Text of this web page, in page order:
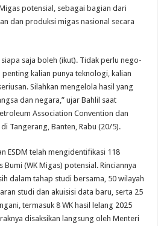
potensial, sebagai bagian dari
dan produksi migas nasional secara
saja boleh (ikut). Tidak perlu nego-
kalian punya teknologi, kalian
Silahkan mengelola hasil yang
dan negara,” ujar Bahlil saat
Association Convention dan
Tangerang, Banten, Rabu (20/5).
ESDM telah mengidentifikasi 118
Bumi (WK Migas) potensial. Rinciannya
dalam tahap studi bersama, 50 wilayah
studi dan akuisisi data baru, serta 25
termasuk 8 WK hasil lelang 2025
disaksikan langsung oleh Menteri